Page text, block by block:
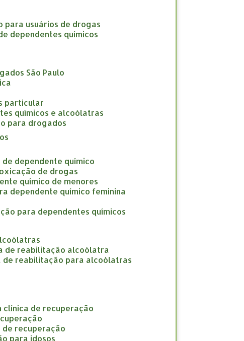
para usuários de drogas
dependentes químicos
São Paulo
particular
químicos e alcoólatras
para drogados
de dependente químico
de drogas
químico de menores
dependente químico feminina
para dependentes químicos
de reabilitação alcoólatra
de reabilitação para alcoólatras
clínica de recuperação
de recuperação
para idosos